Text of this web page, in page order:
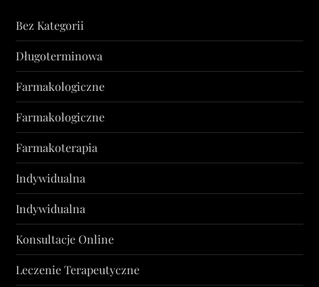
Bez Kategorii
Długoterminowa
Farmakologiczne
Farmakologiczne
Farmakoterapia
Indywidualna
Indywidualna
Konsultacje Online
Leczenie Terapeutyczne